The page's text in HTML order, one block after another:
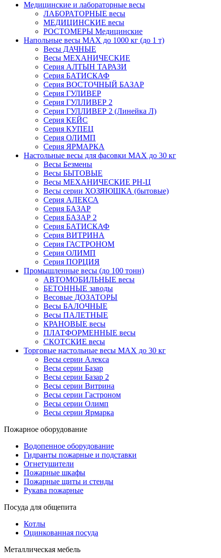
Медицинские и лабораторные весы
ЛАБОРАТОРНЫЕ весы
МЕДИЦИНСКИЕ весы
РОСТОМЕРЫ Медицинские
Напольные весы MAX до 1000 кг (до 1 т)
Весы ДАЧНЫЕ
Весы МЕХАНИЧЕСКИЕ
Серия АЛТЫН ТАРАЗИ
Серия БАТИСКАФ
Серия ВОСТОЧНЫЙ БАЗАР
Серия ГУЛИВЕР
Серия ГУЛЛИВЕР 2
Серия ГУЛЛИВЕР 2 (Линейка Л)
Серия КЕЙС
Серия КУПЕЦ
Серия ОЛИМП
Серия ЯРМАРКА
Настольные весы для фасовки MAX до 30 кг
Весы Безмены
Весы БЫТОВЫЕ
Весы МЕХАНИЧЕСКИЕ РН-Ц
Весы серии ХОЗЯЮШКА (бытовые)
Серия АЛЕКСА
Серия БАЗАР
Серия БАЗАР 2
Серия БАТИСКАФ
Серия ВИТРИНА
Серия ГАСТРОНОМ
Серия ОЛИМП
Серия ПОРЦИЯ
Промышленные весы (до 100 тонн)
АВТОМОБИЛЬНЫЕ весы
БЕТОННЫЕ заводы
Весовые ДОЗАТОРЫ
Весы БАЛОЧНЫЕ
Весы ПАЛЕТНЫЕ
КРАНОВЫЕ весы
ПЛАТФОРМЕННЫЕ весы
СКОТСКИЕ весы
Торговые настольные весы MAX до 30 кг
Весы серии Алекса
Весы серии Базар
Весы серии Базар 2
Весы серии Витрина
Весы серии Гастроном
Весы серии Олимп
Весы серии Ярмарка
Пожарное оборудование
Водопенное оборудование
Гидранты пожарные и подставки
Огнетушители
Пожарные шкафы
Пожарные щиты и стенды
Рукава пожарные
Посуда для общепита
Котлы
Оцинкованная посуда
Металлическая мебель